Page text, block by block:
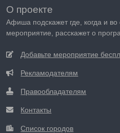
О проекте
Афиша подскажет где, когда и во
мероприятие, расскажет о
Добавьте мероприятие
Рекламодателям
Правообладателям
Контакты
Список городов